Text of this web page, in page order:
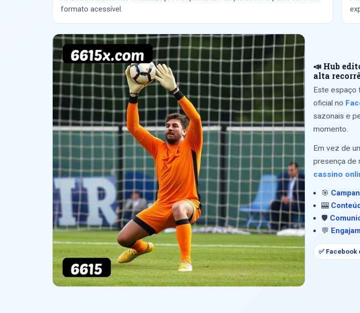
formato acessível.
📣 Hub
alta
Este espaço
oficial no
sazonais e
momento.
Em vez de
presença de
cassino
🎯
🎰
🛡️
💬
✅ Facebook